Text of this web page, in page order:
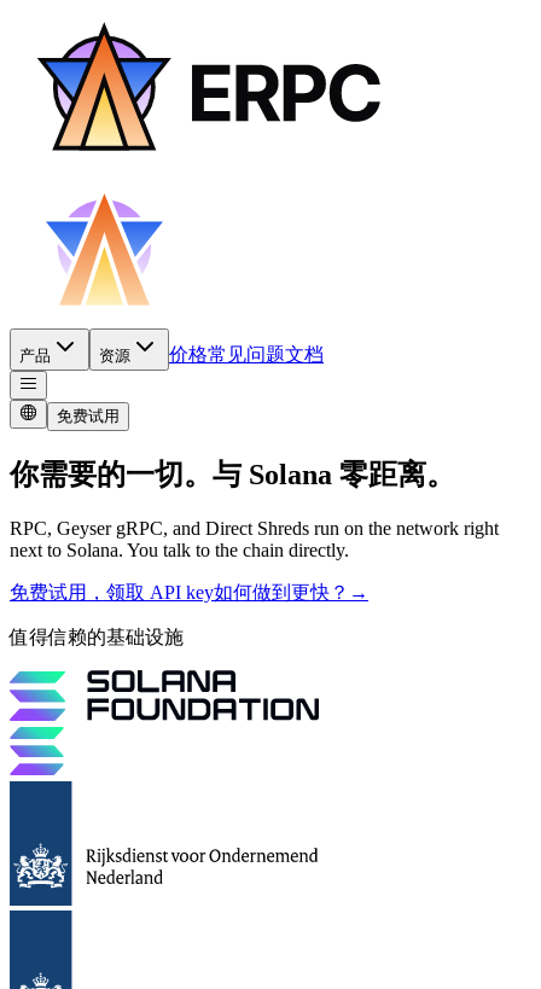
产品 资源 价格常见问题文档
免费试用
你需要的一切。 与 Solana 零距离。
RPC, Geyser gRPC, and Direct Shreds run on the network right
next to Solana. You talk to the chain directly.
免费试用，领取 API key如何做到更快？ →
值得信赖的基础设施